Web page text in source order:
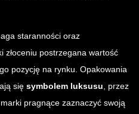
staranności oraz
złoceniu postrzegana wartość
pozycję na rynku. Opakowania
się symbolem luksusu , przez
pragnące zaznaczyć swoją